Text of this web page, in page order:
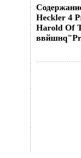
Heckler 4
Harold Of